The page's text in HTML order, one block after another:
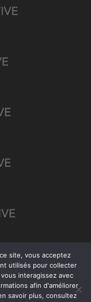
Politique de
site, vous acceptez
utilisés pour collecter
interagissez avec
afin d'améliorer
savoir plus, consultez